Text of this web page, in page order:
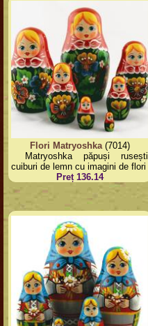
Flori Matryoshka(7014)
Matryoshka păpuși rusești
cuiburi de lemn cu imagini de flori
Preț 136.14